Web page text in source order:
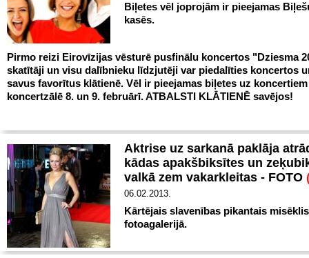
Biļetes vēl joprojām ir pieejamas
kasēs.
Pirmo reizi Eirovīzijas vēsturē pusfinālu koncertos "Dziesma
skatītāji un visu dalībnieku līdzjutēji var piedalīties koncertos
savus favorītus klātienē. Vēl ir pieejamas biļetes uz
koncertzālē 8. un 9. februārī. ATBALSTI KLĀTIENĒ savējos!
Aktrise uz sarkanā paklāja
kādas apakšbiksītes un
valkā zem vakarkleitas - FOTO
06.02.2013.
Kārtējais slavenības pikantais
fotoagalerijā.